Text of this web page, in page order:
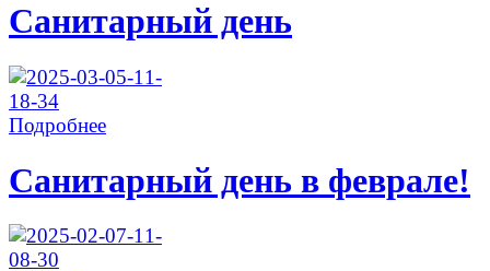
Санитарный день
Подробнее
Санитарный день в феврале!